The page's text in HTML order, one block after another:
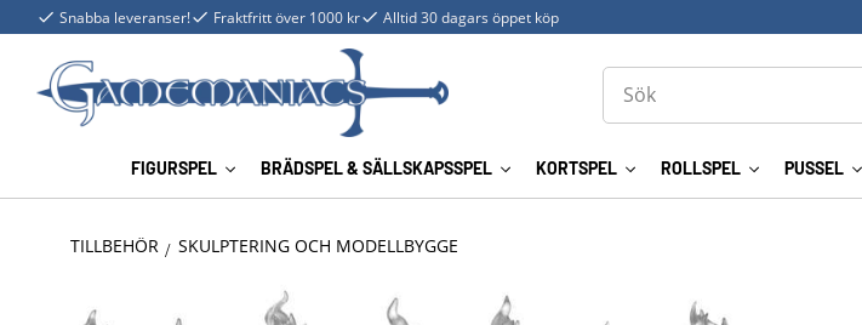
Snabba leveranser! Fraktfritt över 1000 kr Alltid 30 dagars öppet köp
FIGURSPEL BRÄDSPEL & SÄLLSKAPSSPEL KORTSPEL ROLLSPEL PUSSEL
TILLBEHÖR SKULPTERING OCH MODELLBYGGE